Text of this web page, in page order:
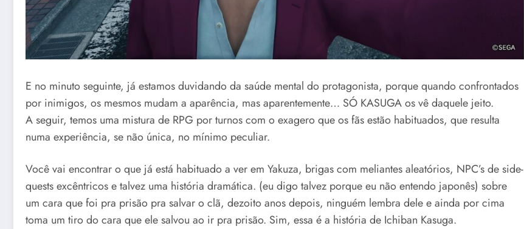
E no minuto seguinte, já estamos duvidando da saúde mental do protagonista, porque quando confrontados
por inimigos, os mesmos mudam a aparência, mas aparentemente… SÓ KASUGA os vê daquele jeito.
A seguir, temos uma mistura de RPG por turnos com o exagero que os fãs estão habituados, que resulta
numa experiência, se não única, no mínimo peculiar.
Você vai encontrar o que já está habituado a ver em Yakuza, brigas com meliantes aleatórios, NPC’s de side-
quests excêntricos e talvez uma história dramática. (eu digo talvez porque eu não entendo japonês) sobre
um cara que foi pra prisão pra salvar o clã, dezoito anos depois, ninguém lembra dele e ainda por cima
toma um tiro do cara que ele salvou ao ir pra prisão. Sim, essa é a história de Ichiban Kasuga.